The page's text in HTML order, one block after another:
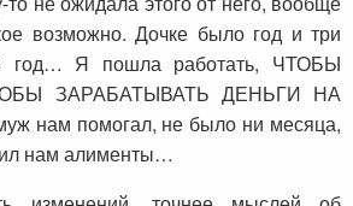
возможно. Дочке было год и три
год… Я пошла работать, ЧТОБЫ
ЗАРАБАТЫВАТЬ ДЕНЬГИ НА
нам помогал, не было ни месяца,
нам алименты…